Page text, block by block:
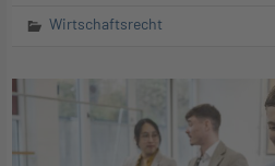
Wirtschaftsrecht